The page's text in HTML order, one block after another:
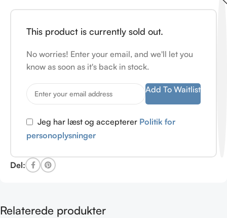
This product is currently sold out.
No worries! Enter your email, and we'll let you
know as soon as it's back in stock.
Add To Waitlist
Jeg har læst og accepterer Politik for
personoplysninger
Del:
Relaterede produkter